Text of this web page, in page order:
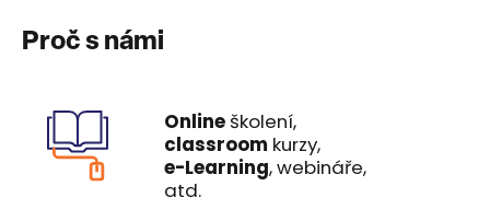
Proč s námi
Onlineškolení,
classroom kurzy,
e-Learning, webináře,
atd.